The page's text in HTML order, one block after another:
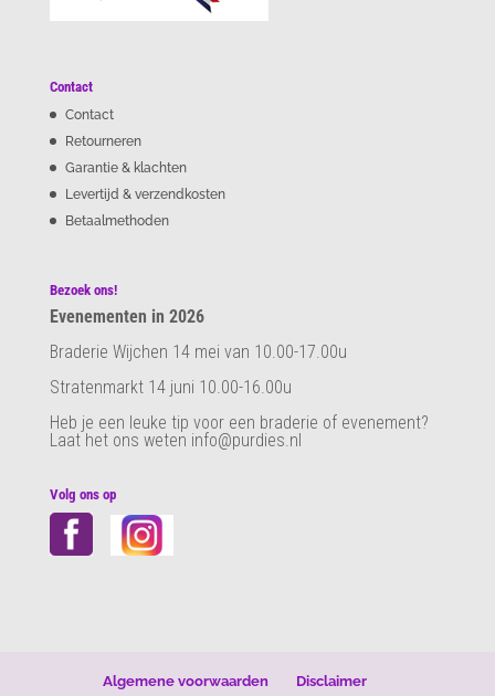
Contact
Contact
Retourneren
Garantie & klachten
Levertijd & verzendkosten
Betaalmethoden
Bezoek ons!
Evenementen in 2026
Braderie Wijchen 14 mei van 10.00-17.00u
Stratenmarkt 14 juni 10.00-16.00u
Heb je een leuke tip voor een braderie of evenement?
Laat het ons weten info@purdies.nl
Volg ons op
Algemene voorwaarden Disclaimer